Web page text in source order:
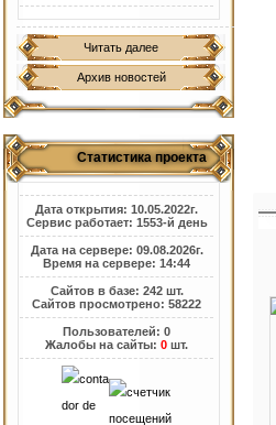
Читать далее
Архив новостей
Статистика проекта
Дата открытия: 10.05.2022г.
Сервис работает: 1553-й день
Дата на сервере: 09.08.2026г.
Время на сервере: 14:44
Сайтов в базе: 242 шт.
Сайтов просмотрено: 58222
Пользователей: 0
Жалобы на сайты:0 шт.